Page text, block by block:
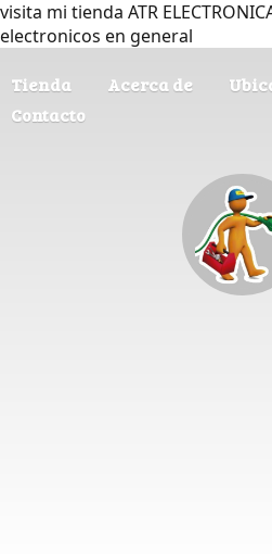
visita mi tienda ATR
electronicos en general
Tienda Acerca de
Contacto